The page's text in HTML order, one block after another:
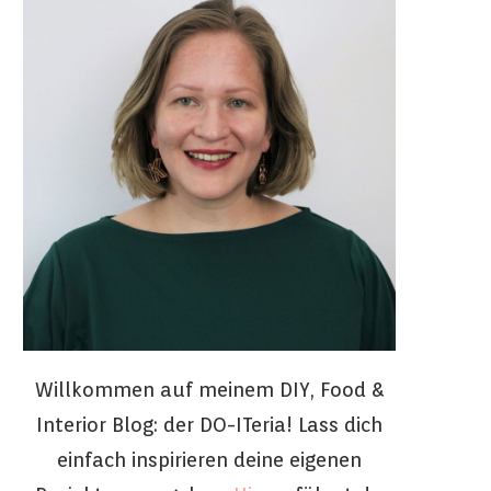
Willkommen auf meinem DIY, Food &
Interior Blog: der DO-ITeria! Lass dich
einfach inspirieren deine eigenen